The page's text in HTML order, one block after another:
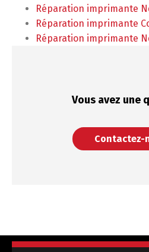
Réparation imprimante
Réparation imprimante
Réparation imprimante
Vous avez une
Contactez-